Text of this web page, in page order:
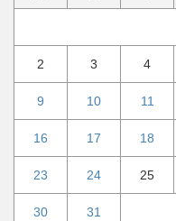
2 3 4
9 10 11
16 17 18
23 24 25
30
31